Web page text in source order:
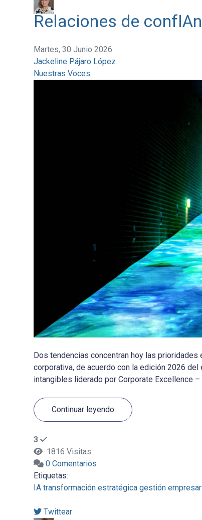
Relaciones de
Martes, 30 Junio 2026
Jackeline Pájaro López
Nuestras Voces
Dos tendencias concentran hoy las
corporativa, de acuerdo con la edición 2026
intangibles liderado por Corporate Excellence
Continuar leyendo
3
1816 Visitas
0 Comentarios
Etiquetas:
IA transformación estratégica gestión
Twittear